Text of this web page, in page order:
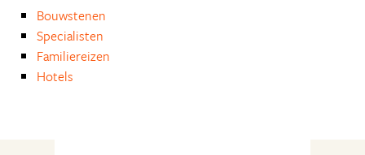
Bouwstenen
Specialisten
Familiereizen
Hotels